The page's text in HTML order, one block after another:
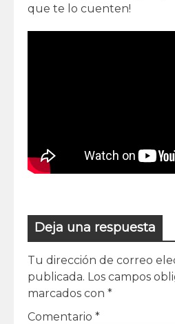
que te lo cuenten!
Deja una respuesta
Tu dirección de correo
publicada. Los campos
marcados con *
Comentario *